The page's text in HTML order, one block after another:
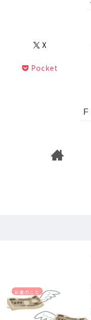
X
Pocket
お金のこと